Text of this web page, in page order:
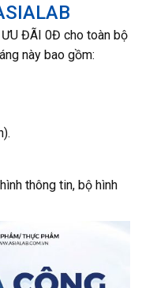
ĐÃI 0Đ cho toàn bộ
này bao gồm:
thông tin, bộ hình